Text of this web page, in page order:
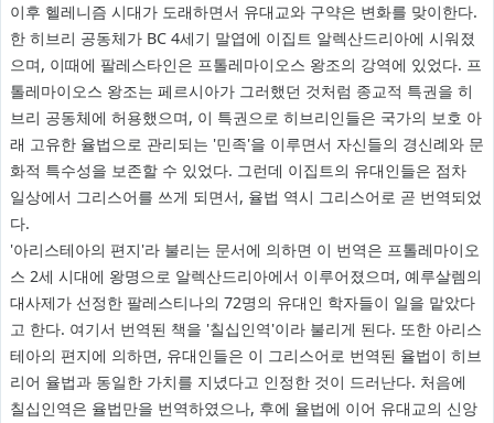
이후 헬레니즘 시대가 도래하면서 유대교와 구약은 변화를 맞이한다.
한 히브리 공동체가 BC 4세기 말엽에 이집트 알렉산드리아에 시워졌
으며, 이때에 팔레스타인은 프톨레마이오스 왕조의 강역에 있었다. 프
톨레마이오스 왕조는 페르시아가 그러했던 것처럼 종교적 특권을 히
브리 공동체에 허용했으며, 이 특권으로 히브리인들은 국가의 보호 아
래 고유한 율법으로 관리되는 '민족'을 이루면서 자신들의 경신례와 문
화적 특수성을 보존할 수 있었다. 그런데 이집트의 유대인들은 점차
일상에서 그리스어를 쓰게 되면서, 율법 역시 그리스어로 곧 번역되었
다.
'아리스테아의 편지'라 불리는 문서에 의하면 이 번역은 프톨레마이오
스 2세 시대에 왕명으로 알렉산드리아에서 이루어졌으며, 예루살렘의
대사제가 선정한 팔레스티나의 72명의 유대인 학자들이 일을 맡았다
고 한다. 여기서 번역된 책을 '칠십인역'이라 불리게 된다. 또한 아리스
테아의 편지에 의하면, 유대인들은 이 그리스어로 번역된 율법이 히브
리어 율법과 동일한 가치를 지녔다고 인정한 것이 드러난다. 처음에
칠십인역은 율법만을 번역하였으나, 후에 율법에 이어 유대교의 신앙